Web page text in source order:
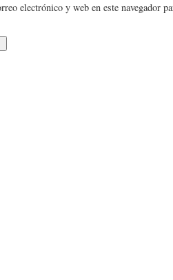
electrónico y web en este navegador